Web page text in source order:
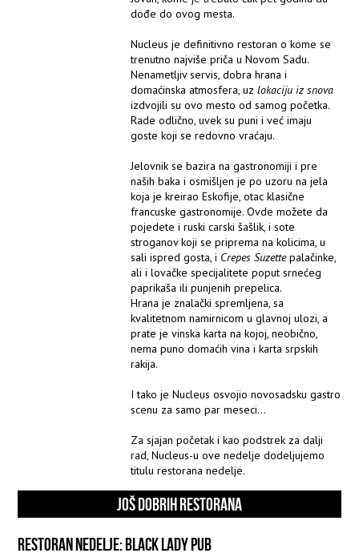
dođe do ovog mesta.
Nucleus je definitivno restoran o kome se
trenutno najviše priča u Novom Sadu.
Nenametljiv servis, dobra hrana i
domaćinska atmosfera, uzlokaciju iz snova
izdvojili su ovo mesto od samog početka.
Rade odlično, uvek su puni i već imaju
goste koji se redovno vraćaju.
Jelovnik se bazira na gastronomiji i pre
naših baka i osmišljen je po uzoru na jela
koja je kreirao Eskofije, otac klasične
francuske gastronomije. Ovde možete da
pojedete i ruski carski šašlik, i sote
stroganov koji se priprema na kolicima, u
sali ispred gosta, i Crepes Suzettepalačinke,
ali i lovačke specijalitete poput srnećeg
paprikaša ili punjenih prepelica.
Hrana je znalački spremljena, sa
kvalitetnom namirnicom u glavnoj ulozi, a
prate je vinska karta na kojoj, neobično,
nema puno domaćih vina i karta srpskih
rakija.
I tako je Nucleus osvojio novosadsku gastro
scenu za samo par meseci...
Za sjajan početak i kao podstrek za dalji
rad, Nucleus-u ove nedelje dodeljujemo
titulu restorana nedelje.
JOŠ DOBRIH RESTORANA
RESTORAN NEDELJE: BLACK LADY PUB